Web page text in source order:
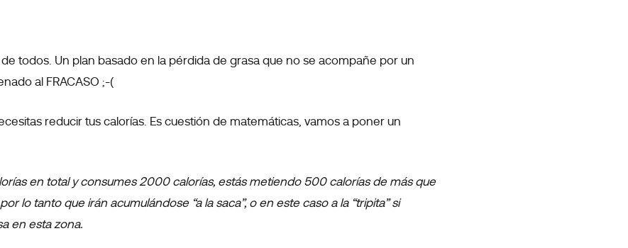
todos. Un plan basado en la pérdida de grasa que no se acompañe por un
al FRACASO ;-(
reducir tus calorías. Es cuestión de matemáticas, vamos a poner un
en total y consumes 2000 calorías, estás metiendo 500 calorías de más que
lo tanto que irán acumulándose “a la saca”, o en este caso a la “tripita” si
en esta zona.